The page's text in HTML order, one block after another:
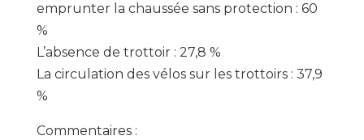
emprunter la chaussée sans protection : 60
%
L’absence de trottoir : 27,8 %
La circulation des vélos sur les trottoirs : 37,9
%
Commentaires :